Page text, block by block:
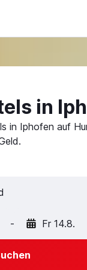
in
in Iphofen auf
- Fr 14.8.